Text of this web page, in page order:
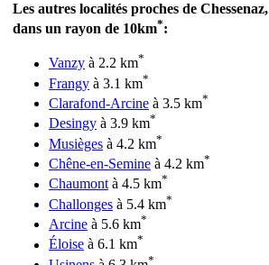
Les autres localités proches de Chessenaz,
dans un rayon de 10km*:
Vanzy à 2.2 km*
Frangy à 3.1 km*
Clarafond-Arcine à 3.5 km*
Desingy à 3.9 km*
Musièges à 4.2 km*
Chêne-en-Semine à 4.2 km*
Chaumontà 4.5 km*
Challonges à 5.4 km*
Arcine à 5.6 km*
Éloise à 6.1 km*
*